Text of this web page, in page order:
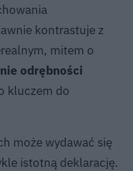
kontrastuje z
mitem o
odrębności
kluczem do
może wydawać się
istotną deklarację.